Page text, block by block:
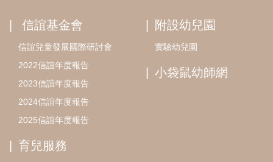
信誼基金會
信誼兒童發展國際研討會
2022信誼年度報告
2023信誼年度報告
2024信誼年度報告
2025信誼年度報告
育兒服務
附設幼兒園
實驗幼兒園
小袋鼠幼師網